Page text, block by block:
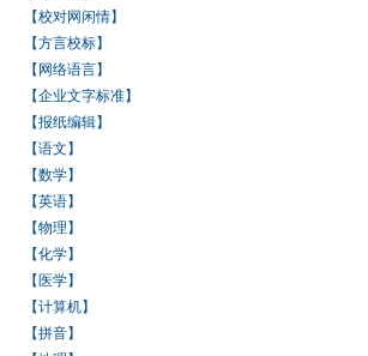
【校对网闲情】
【方言校标】
【网络语言】
【企业文字标准】
【报纸编辑】
【语文】
【数学】
【英语】
【物理】
【化学】
【医学】
【计算机】
【拼音】